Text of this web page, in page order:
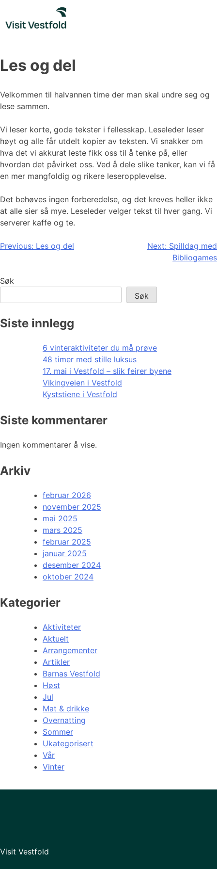
content
Les og del
Velkommen til halvannen time der man skal undre seg og
lese sammen.
Vi leser korte, gode tekster i fellesskap. Leseleder leser
høyt og alle får utdelt kopier av teksten. Vi snakker om
hva det vi akkurat leste fikk oss til å tenke på, eller
hvordan det påvirket oss. Ved å dele slike tanker, kan vi få
en mer mangfoldig og rikere leseropplevelse.
Det behøves ingen forberedelse, og det kreves heller ikke
at alle sier så mye. Leseleder velger tekst til hver gang. Vi
serverer kaffe og te.
Innleggsnavigasjon
Previous: Les og del Next: Spilldag med
Bibliogames
Søk
Søk
Siste innlegg
6 vinteraktiviteter du må prøve
48 timer med stille luksus
17. mai i Vestfold – slik feirer byene
Vikingveien i Vestfold
Kyststiene i Vestfold
Siste kommentarer
Ingen kommentarer å vise.
Arkiv
februar 2026
november 2025
mai 2025
mars 2025
februar 2025
januar 2025
desember 2024
oktober 2024
Kategorier
Aktiviteter
Aktuelt
Arrangementer
Artikler
Barnas Vestfold
Høst
Jul
Mat & drikke
Overnatting
Sommer
Ukategorisert
Vår
Vinter
Visit Vestfold